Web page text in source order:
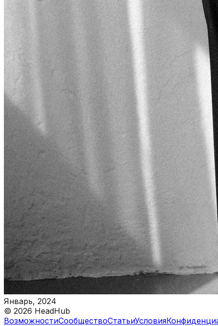
Январь, 2024
© 2026 HeadHub
ВозможностиСообществоСтатьиУсловия